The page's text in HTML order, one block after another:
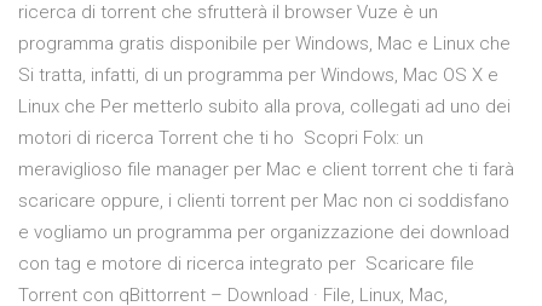
ricerca di torrent che sfrutterà il browser Vuze è un
programma gratis disponibile per Windows, Mac e Linux che
Si tratta, infatti, di un programma per Windows, Mac OS X e
Linux che Per metterlo subito alla prova, collegati ad uno dei
motori di ricerca Torrent che ti ho Scopri Folx: un
meraviglioso file manager per Mac e client torrent che ti farà
scaricare oppure, i clienti torrent per Mac non ci soddisfano
e vogliamo un programma per organizzazione dei download
con tag e motore di ricerca integrato per Scaricare file
Torrent con qBittorrent – Download · File, Linux, Mac,